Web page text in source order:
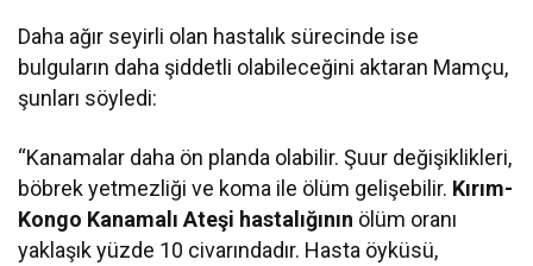
Daha ağır seyirli olan hastalık sürecinde ise
bulguların daha şiddetli olabileceğini aktaran Mamçu,
şunları söyledi:
“Kanamalar daha ön planda olabilir. Şuur değişiklikleri,
böbrek yetmezliği ve koma ile ölüm gelişebilir. Kırım-
Kongo Kanamalı Ateşi hastalığının ölüm oranı
yaklaşık yüzde 10 civarındadır. Hasta öyküsü,